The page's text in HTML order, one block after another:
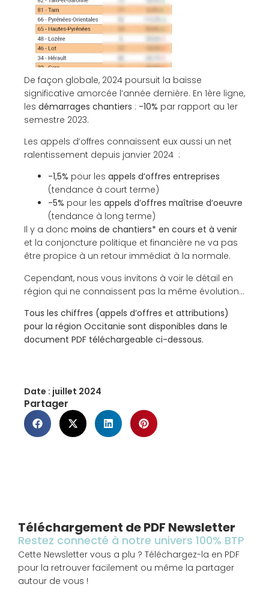
De façon globale, 2024 poursuit la baisse
significative amorcée l’année dernière. En 1ère ligne,
les démarrages chantiers : -10% par rapport au 1er
semestre 2023.
Les appels d’offres connaissent eux aussi un net
ralentissement depuis janvier 2024 :
-1,5% pour les appels d’offres entreprises
(tendance à court terme)
-5% pour les appels d’offres maîtrise d’oeuvre
(tendance à long terme)
Il y a donc moins de chantiers* en cours et à venir
et la conjoncture politique et financière ne va pas
être propice à un retour immédiat à la normale.
Cependant, nous vous invitons à voir le détail en
région qui ne connaissent pas la même évolution…
Tous les chiffres (appels d’offres et attributions)
pour la région Occitanie sont disponibles dans le
document PDF téléchargeable ci-dessous.
Date : juillet 2024
Partager
Téléchargement de PDF Newsletter
Restez connecté à notre univers 100% BTP
Cette Newsletter vous a plu ? Téléchargez-la en PDF
pour la retrouver facilement ou même la partager
autour de vous !